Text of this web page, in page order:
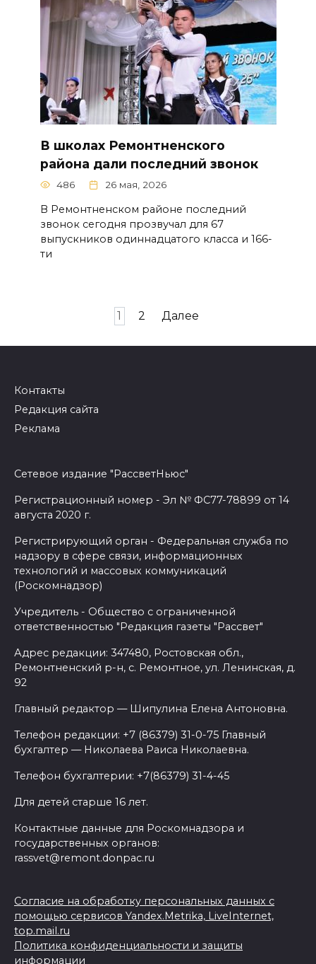
В школах Ремонтненского
района дали последний звонок
486 26 мая, 2026
В Ремонтненском районе последний
звонок сегодня прозвучал для 67
выпускников одиннадцатого класса и 166-
ти
записям
1 2 Далее
Контакты
Редакция сайта
Реклама
Сетевое издание "РассветНьюс"
Регистрационный номер - Эл № ФС77-78899 от 14
августа 2020 г.
Регистрирующий орган - Федеральная служба по
надзору в сфере связи, информационных
технологий и массовых коммуникаций
(Роскомнадзор)
Учредитель - Общество с ограниченной
ответственностью "Редакция газеты "Рассвет"
Адрес редакции: 347480, Ростовская обл.,
Ремонтненский р-н, с. Ремонтное, ул. Ленинская, д.
92
Главный редактор — Шипулина Елена Антоновна.
Телефон редакции: +7 (86379) 31-0-75 Главный
бухгалтер — Николаева Раиса Николаевна.
Телефон бухгалтерии: +7(86379) 31-4-45
Для детей старше 16 лет.
Контактные данные для Роскомнадзора и
государственных органов:
rassvet@remont.donpac.ru
Согласие на обработку персональных данных с
помощью сервисов Yandex.Metrika, LiveInternet,
top.mail.ru
Политика конфиденциальности и защиты
информации